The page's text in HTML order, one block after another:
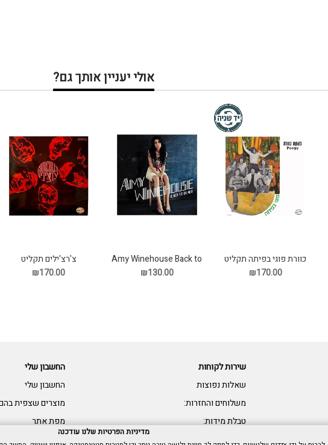
אולי יעניין אותך גם?
כוורת פוגי בפיתה תקליט
₪170.00
Amy Winehouse Back to
Black תקליט
₪130.00
צ'רצ'ילים תקליט
₪170.00
שירות לקוחות
שאלות נפוצות
משלוחים והחזרות:
טבלת מידות:
נגישות:
החשבון שלי
החשבון שלי
מוצרים שצפית
מפת אתר
מדיניות הפרטיות שלנו עודכנה